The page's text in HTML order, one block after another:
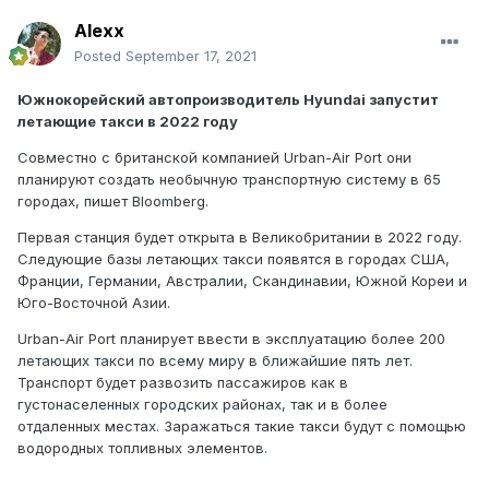
Alexx
Posted September 17, 2021
Южнокорейский автопроизводитель Hyundai запустит
летающие такси в 2022 году
Совместно с британской компанией Urban-Air Port они
планируют создать необычную транспортную систему в 65
городах, пишет Bloomberg.
Первая станция будет открыта в Великобритании в 2022 году.
Следующие базы летающих такси появятся в городах США,
Франции, Германии, Австралии, Скандинавии, Южной Кореи и
Юго-Восточной Азии.
Urban-Air Port планирует ввести в эксплуатацию более 200
летающих такси по всему миру в ближайшие пять лет.
Транспорт будет развозить пассажиров как в
густонаселенных городских районах, так и в более
отдаленных местах. Заражаться такие такси будут с помощью
водородных топливных элементов.